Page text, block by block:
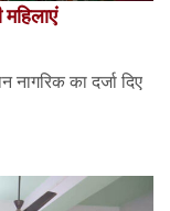
नागरिक का दर्जा दिए